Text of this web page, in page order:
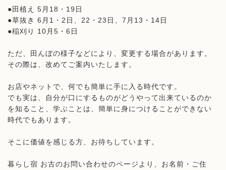
●田植え 5月18・19日
●草抜き 6月1・2日、22・23日、7月13・14日
●稲刈り 10月5・6日
ただ、田んぼの様子などにより、変更する場合があります。
その際は、改めてご案内いたします。
お店やネットで、何でも簡単に手に入る時代です。
でも実は、自分が口にするものがどうやって出来ているのか
を知ること、学ぶことは、簡単に身につけることができない
時代でもあります。
そこに価値を感じる方、お待ちしています。
暮らし宿 お古のお問い合わせのページより、お名前・ご住